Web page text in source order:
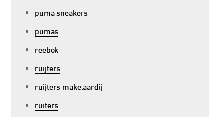
puma sneakers
pumas
reebok
ruijters
ruijters makelaardij
ruiters